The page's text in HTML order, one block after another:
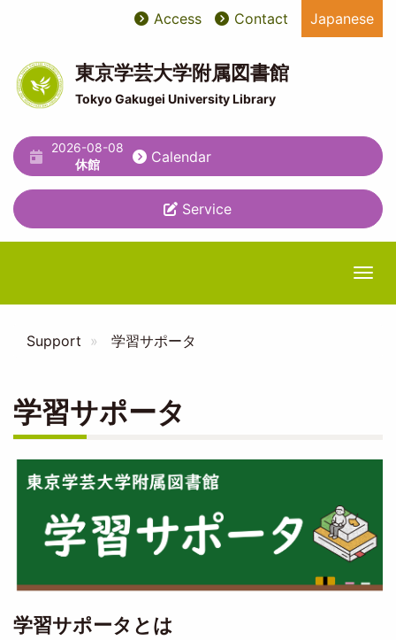
content
User
account
menu
ユ
ー
テ
ィ
リ
テ
ィ
メ
ュ
ー
Access Contact Japanese
東京学芸大学附属図書館
Tokyo Gakugei University Library
2026-08-08
休館
Calendar
Service
Support 学習サポータ
学習サポータ
学習サポータとは